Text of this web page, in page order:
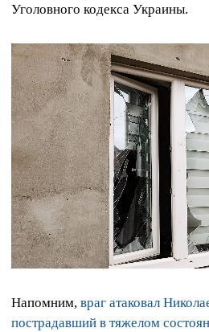
Уголовного кодекса Украины.
Напомним, враг атаковал
пострадавший в тяжелом